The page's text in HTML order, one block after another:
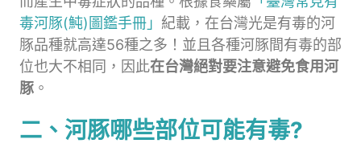
毒河豚(魨)圖鑑手冊」 紀載，在台灣光是有毒的河
豚品種就高達56種之多！並且各種河豚間有毒的部
位也大不相同，因此在台灣絕對要注意避免食用河
豚 。
二、河豚哪些部位可能有毒?